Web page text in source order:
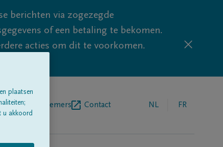
berichten via zogezegde
of een betaling te bekomen.
acties om dit te voorkomen.
Contact NL FR
plaatsen
u akkoord